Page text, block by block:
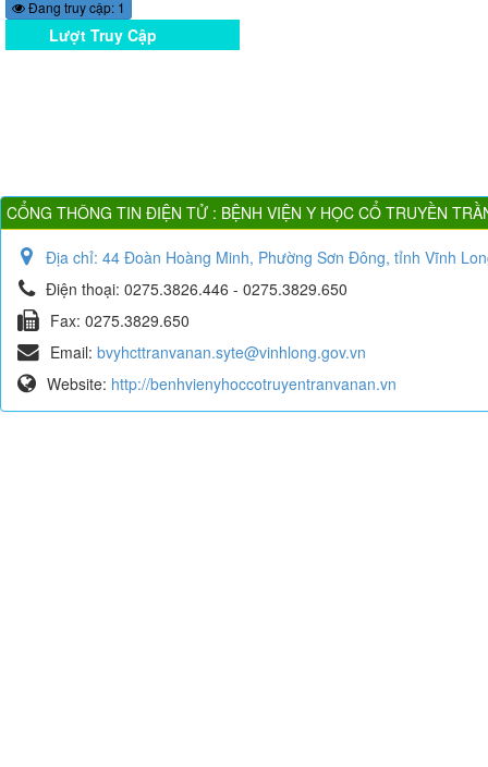
Đang truy cập: 1
Lượt Truy Cập
Online
CỔNG THÔNG TIN ĐIỆN TỬ : BỆNH VIỆN Y HỌC CỔ TRUYỀN
Địa chỉ: 44 Đoàn Hoàng Minh, Phường Sơn Đông, tỉnh Vĩnh
Điện thoại: 0275.3826.446 - 0275.3829.650
Fax: 0275.3829.650
Email: bvyhcttranvanan.syte@vinhlong.gov.vn
Website: http://benhvienyhoccotruyentranvanan.vn